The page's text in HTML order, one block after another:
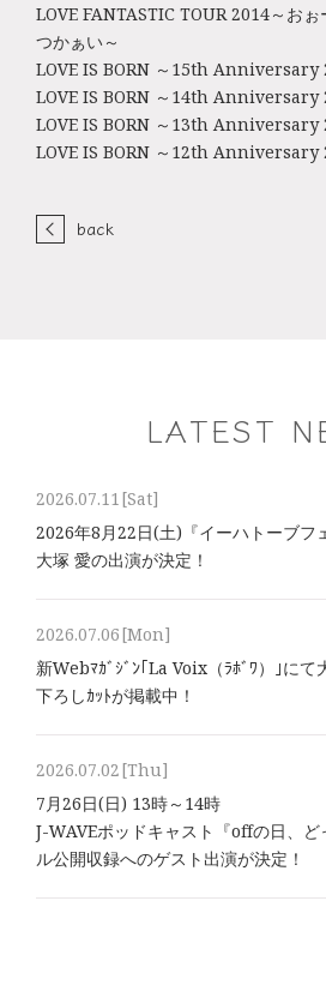
LOVE FANTASTIC TOUR 2014～お
つかぁい～
LOVE IS BORN ～15th Anniversary
LOVE IS BORN ～14th Anniversary
LOVE IS BORN ～13th Anniversary
LOVE IS BORN ～12th Anniversary
back
LATEST
2026.07.11[Sat]
2026年8⽉22⽇(土)『イーハトーブフ
大塚 愛の出演が決定！
2026.07.06[Mon]
新Webﾏｶﾞｼﾞﾝ｢La Voix（ﾗﾎﾞﾜ）｣にて
下ろしｶｯﾄが掲載中！
2026.07.02[Thu]
7月26日(日) 13時～14時
J-WAVEポッドキャスト『offの日、
ル公開収録へのゲスト出演が決定！